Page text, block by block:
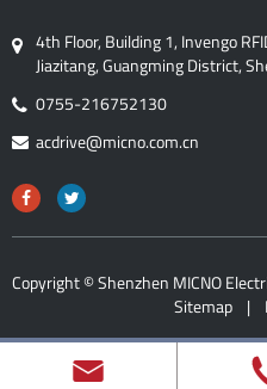
4th Floor, Building 1, Invengo
Jiazitang, Guangming District,
0755-216752130
acdrive@micno.com.cn
Copyright ©Shenzhen MICNO
Sitemap |
